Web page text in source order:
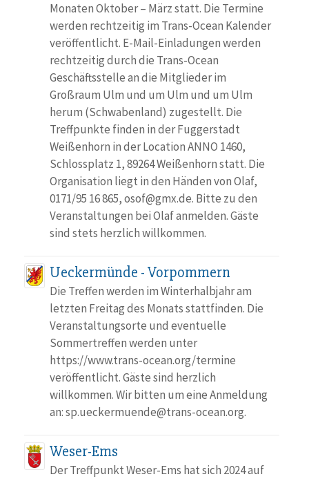
Monaten Oktober – März statt. Die Termine
werden rechtzeitig im Trans-Ocean Kalender
veröffentlicht. E-Mail-Einladungen werden
rechtzeitig durch die Trans-Ocean
Geschäftsstelle an die Mitglieder im
Großraum Ulm und um Ulm und um Ulm
herum (Schwabenland) zugestellt. Die
Treffpunkte finden in der Fuggerstadt
Weißenhorn in der Location ANNO 1460,
Schlossplatz 1, 89264 Weißenhorn statt. Die
Organisation liegt in den Händen von Olaf,
0171/95 16 865, osof@gmx.de. Bitte zu den
Veranstaltungen bei Olaf anmelden. Gäste
sind stets herzlich willkommen.
Ueckermünde - Vorpommern
Die Treffen werden im Winterhalbjahr am
letzten Freitag des Monats stattfinden. Die
Veranstaltungsorte und eventuelle
Sommertreffen werden unter
https://www.trans-ocean.org/termine
veröffentlicht. Gäste sind herzlich
willkommen. Wir bitten um eine Anmeldung
an: sp.ueckermuende@trans-ocean.org.
Weser-Ems
Der Treffpunkt Weser-Ems hat sich 2024 auf